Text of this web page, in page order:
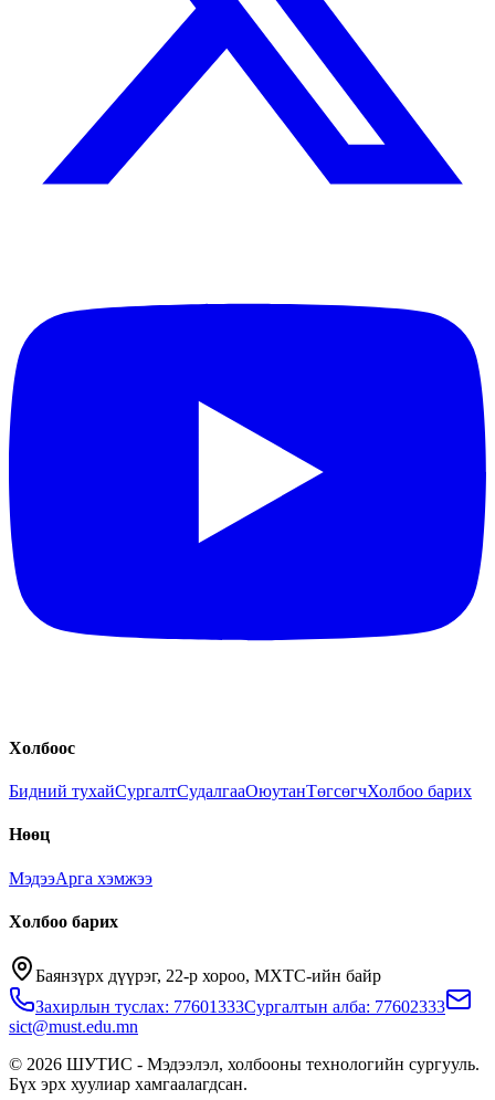
Холбоос
Бидний тухайСургалтСудалгааОюутанТөгсөгчХолбоо барих
Нөөц
МэдээАрга хэмжээ
Холбоо барих
Баянзүрх дүүрэг, 22-р хороо, МХТС-ийн байр
Захирлын туслах: 77601333Сургалтын алба: 77602333
sict@must.edu.mn
© 2026 ШУТИС - Мэдээлэл, холбооны технологийн сургууль.
Бүх эрх хуулиар хамгаалагдсан.